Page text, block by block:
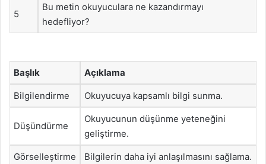
5
Bu metin okuyuculara ne kazandırmayı
hedefliyor?
Başlık Açıklama
Bilgilendirme Okuyucuya kapsamlı bilgi sunma.
Düşündürme
Okuyucunun düşünme yeteneğini
geliştirme.
Görselleştirme Bilgilerin daha iyi anlaşılmasını sağlama.